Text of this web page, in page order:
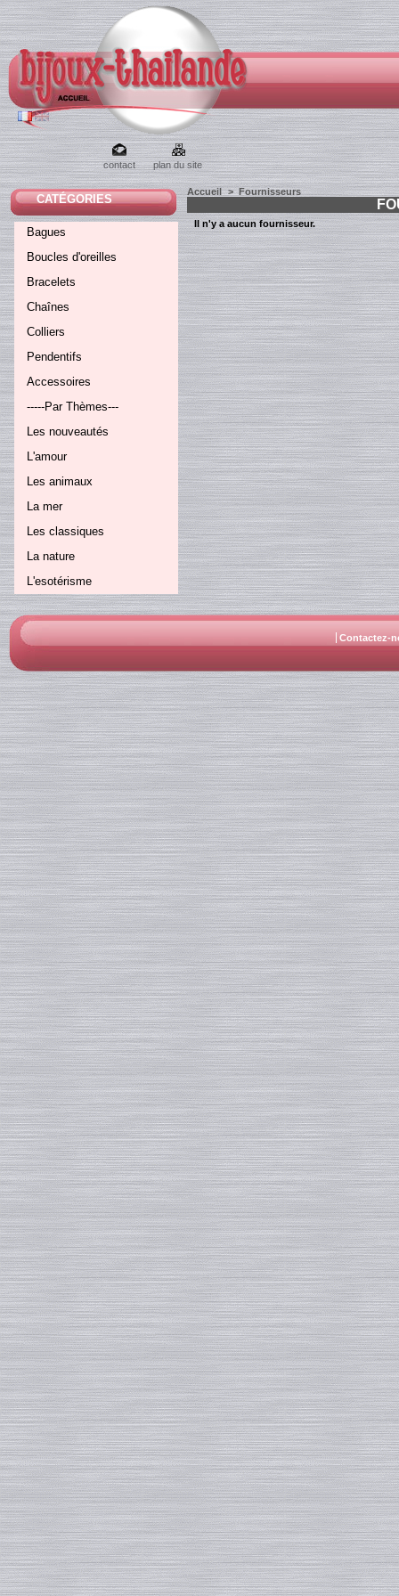
contact plan du site
CATÉGORIES
Bagues
Boucles d'oreilles
Bracelets
Chaînes
Colliers
Pendentifs
Accessoires
-----Par Thèmes---
Les nouveautés
L'amour
Les animaux
La mer
Les classiques
La nature
L'esotérisme
Accueil > Fournisseurs
Il n'y a aucun fournisseur.
Contactez-